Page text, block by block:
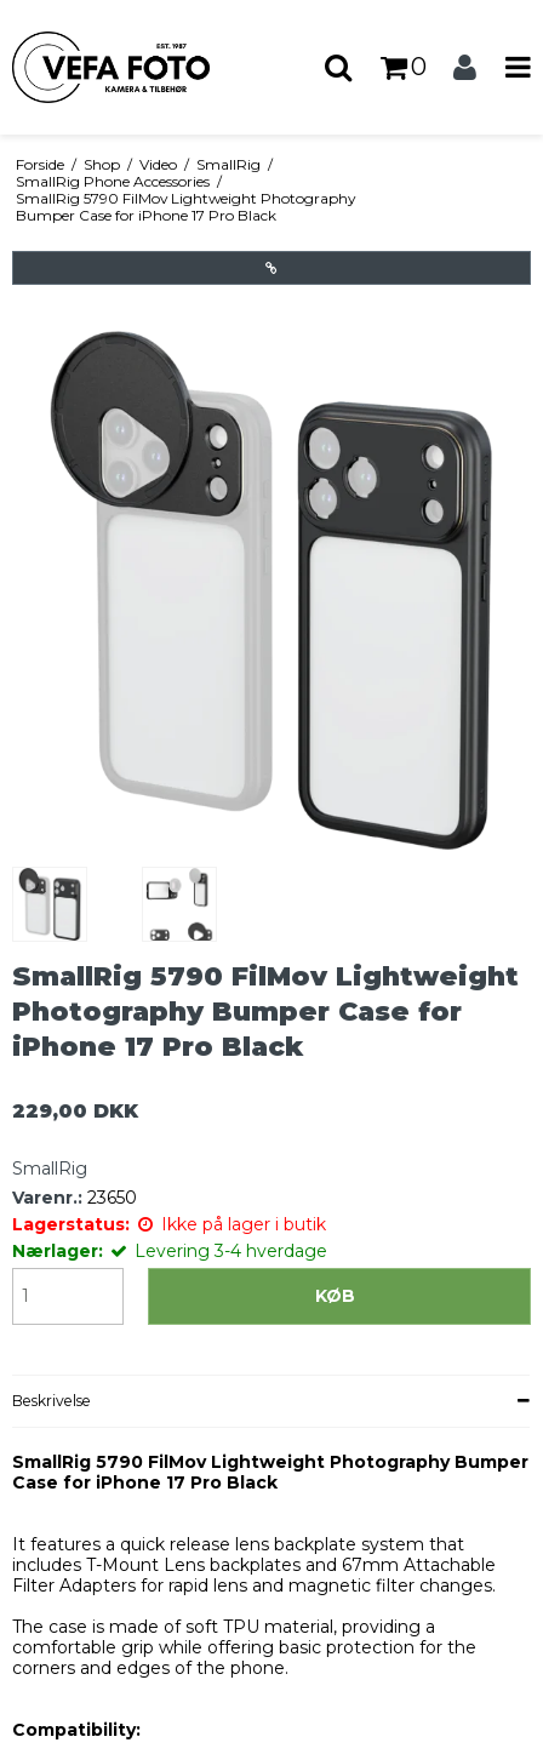
0
Forside / Shop / Video / SmallRig /
SmallRig Phone Accessories /
SmallRig 5790 FilMov Lightweight Photography
Bumper Case for iPhone 17 Pro Black
SmallRig 5790 FilMov Lightweight
Photography Bumper Case for
iPhone 17 Pro Black
229,00 DKK
SmallRig
Varenr.: 23650
Lagerstatus:
Ikke på lager i butik
Nærlager:
Levering 3-4 hverdage
KØB
Beskrivelse
SmallRig 5790 FilMov Lightweight Photography Bumper
Case for iPhone 17 Pro Black
It features a quick release lens backplate system that
includes T-Mount Lens backplates and 67mm Attachable
Filter Adapters for rapid lens and magnetic filter changes.
The case is made of soft TPU material, providing a
comfortable grip while offering basic protection for the
corners and edges of the phone.
Compatibility: